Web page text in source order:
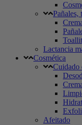
Pañales,
Lactancia
Cosmética
Cuidado
Afeitado